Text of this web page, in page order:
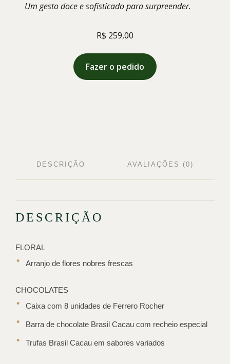
Um gesto doce e sofisticado para surpreender.
R$ 259,00
Fazer o pedido
DESCRIÇÃO AVALIAÇÕES (0)
DESCRIÇÃO
FLORAL
Arranjo de flores nobres frescas
CHOCOLATES
Caixa com 8 unidades de Ferrero Rocher
Barra de chocolate Brasil Cacau com recheio especial
Trufas Brasil Cacau em sabores variados